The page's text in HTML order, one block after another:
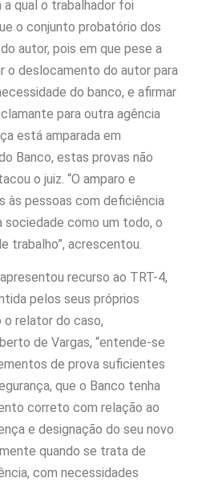
a qual o trabalhador foi
o conjunto probatório dos
autor, pois em que pese a
o deslocamento do autor para
do banco, e afirmar
para outra agência
está amparada em
Banco, estas provas não
o juiz. “O amparo e
às pessoas com deficiência
como um todo, o
trabalho”, acrescentou.
recurso ao TRT-4,
pelos seus próprios
o relator do caso,
de Vargas, “entende-se
de prova suficientes
que o Banco tenha
correto com relação ao
e designação do seu novo
quando se trata de
com necessidades